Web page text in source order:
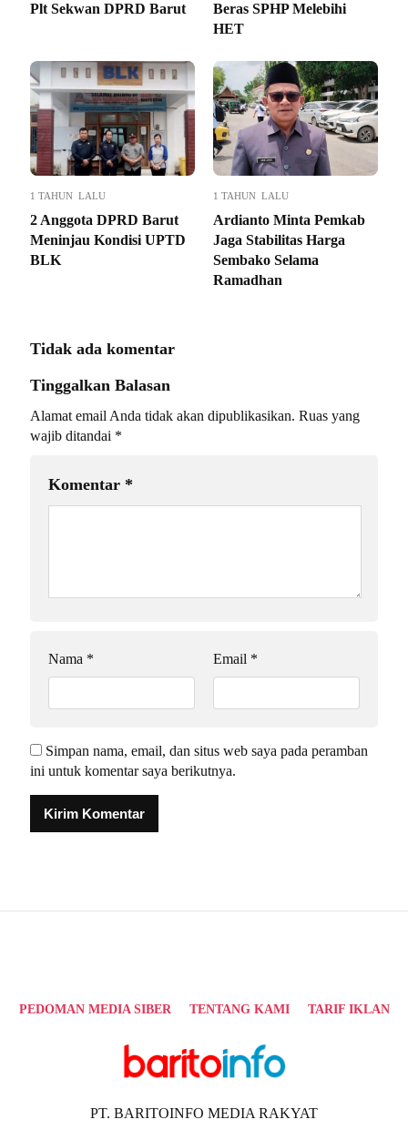
Plt Sekwan DPRD Barut
Beras SPHP Melebihi
HET
1 TAHUN LALU
2 Anggota DPRD Barut
Meninjau Kondisi UPTD
BLK
1 TAHUN LALU
Ardianto Minta Pemkab
Jaga Stabilitas Harga
Sembako Selama
Ramadhan
Tidak ada komentar
Tinggalkan Balasan
Alamat email Anda tidak akan dipublikasikan. Ruas yang
wajib ditandai *
Komentar *
Nama * Email *
Simpan nama, email, dan situs web saya pada peramban
ini untuk komentar saya berikutnya.
PEDOMAN MEDIA SIBER TENTANG KAMI TARIF IKLAN
PT. BARITOINFO MEDIA RAKYAT